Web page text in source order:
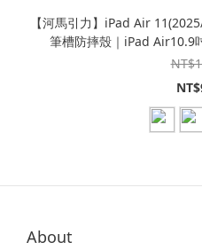
【河馬引力】iPad Air
筆槽防摔殼｜iPad Air10.9
About